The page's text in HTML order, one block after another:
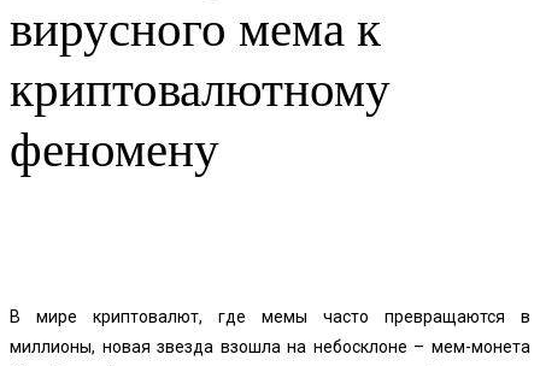
вирусного мема к
криптовалютному
феномену
В мире криптовалют, где мемы часто превращаются в
миллионы, новая звезда взошла на небосклоне – мем-монета